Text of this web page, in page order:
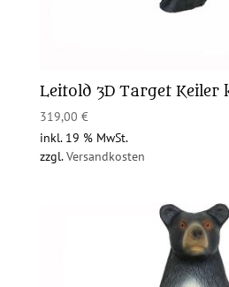
Leitold 3D Target Keiler
319,00 €
inkl. 19 % MwSt.
zzgl.Versandkosten